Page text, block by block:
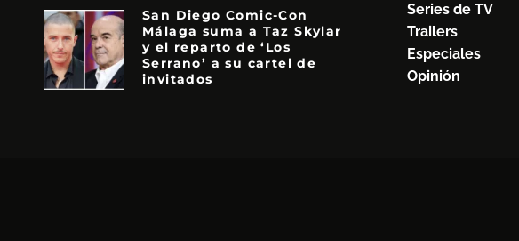
San Diego Comic-Con
Málaga suma a Taz Skylar
y el reparto de ‘Los
Serrano’ a su cartel de
invitados
Series de TV
Trailers
Especiales
Opinión